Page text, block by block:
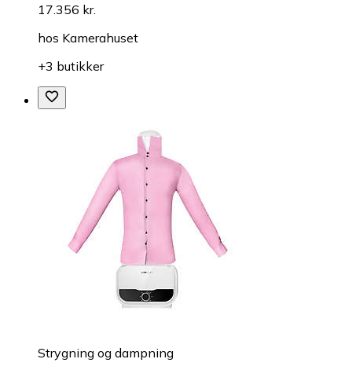
17.356 kr.
hos Kamerahuset
+3 butikker
Strygning og dampning